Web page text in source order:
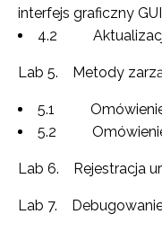
interfejs graficzny
4.2 Aktualizacja
Lab 5. Metody
5.1 Omówienie
5.2 Omówienie
Lab 6. Rejestracja
Lab 7.